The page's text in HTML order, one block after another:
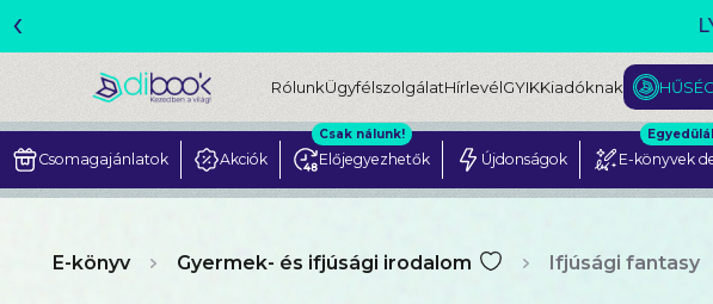
MEGJELENT! L. J.
‹
RólunkÜgyfélszolgálatHírlevélGYIKKiadóknak
Csomagajánlatok Akciók Előjegyezhetők
Csak nálunk!
Újdonságok E-könyvek
E-könyv Gyermek- és ifjúsági irodalom Ifjúsági fantasy